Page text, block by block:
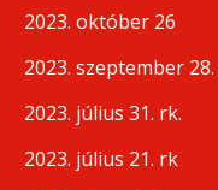
2023. október 26
2023. szeptember 28.
2023. július 31. rk.
2023. július 21. rk